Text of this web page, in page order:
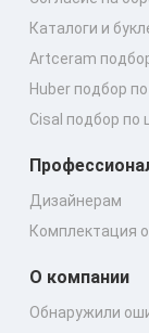
Каталоги и
Artceram
Huber подбор
Cisal подбор по
Дизайнерам
Комплектация
О компании
Обнаружили